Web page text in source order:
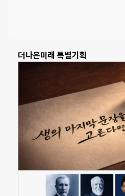
더나은미래 특별기획